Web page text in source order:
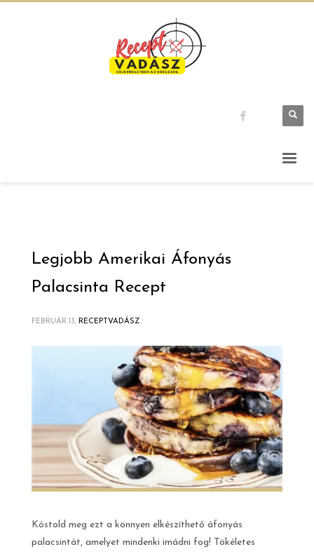
Legjobb Amerikai Áfonyás
Palacsinta Recept
FEBRUÁR 13, RECEPTVADÁSZ
Kóstold meg ezt a könnyen elkészíthető áfonyás
palacsintát, amelyet mindenki imádni fog! Tökéletes